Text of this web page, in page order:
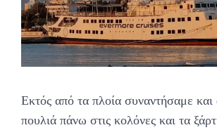
Εκτός από τα πλοία συναντήσαμε και
πουλιά πάνω στις κολόνες και τα